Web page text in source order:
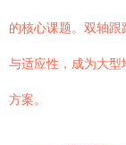
的核心课题。双轴
与适应性，成为大
方案。